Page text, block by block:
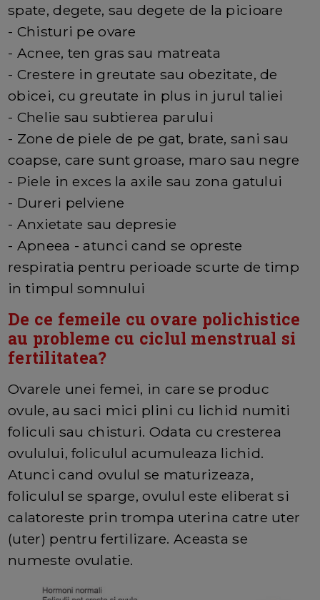
spate, degete, sau degete de la picioare
- Chisturi pe ovare
- Acnee, ten gras sau matreata
- Crestere in greutate sau obezitate, de
obicei, cu greutate in plus in jurul taliei
- Chelie sau subtierea parului
- Zone de piele de pe gat, brate, sani sau
coapse, care sunt groase, maro sau negre
- Piele in exces la axile sau zona gatului
- Dureri pelviene
- Anxietate sau depresie
- Apneea - atunci cand se opreste
respiratia pentru perioade scurte de timp
in timpul somnului
De ce femeile cu ovare polichistice
au probleme cu ciclul menstrual si
fertilitatea?
Ovarele unei femei, in care se produc
ovule, au saci mici plini cu lichid numiti
foliculi sau chisturi. Odata cu cresterea
ovulului, foliculul acumuleaza lichid.
Atunci cand ovulul se maturizeaza,
foliculul se sparge, ovulul este eliberat si
calatoreste prin trompa uterina catre uter
(uter) pentru fertilizare. Aceasta se
numeste ovulatie.